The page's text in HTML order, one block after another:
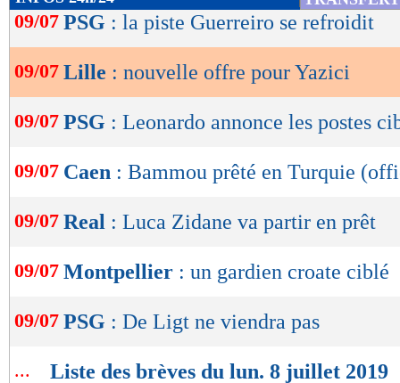
de
OK
09/07 PSG : la piste Guerreiro se refroidit
09/07 Lille : nouvelle offre pour Yazici
09/07 PSG : Leonardo annonce les postes
09/07 Caen : Bammou prêté en Turquie
09/07 Real : Luca Zidane va partir en prêt
09/07 Montpellier : un gardien croate ciblé
09/07 PSG : De Ligt ne viendra pas
... Liste des brèves du lun. 8 juillet 2019